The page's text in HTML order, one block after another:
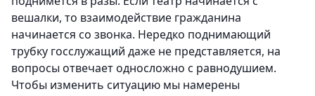
вешалки, то взаимодействие гражданина
начинается со звонка. Нередко поднимающий
трубку госслужащий даже не представляется, на
вопросы отвечает односложно с равнодушием.
Чтобы изменить ситуацию мы намерены